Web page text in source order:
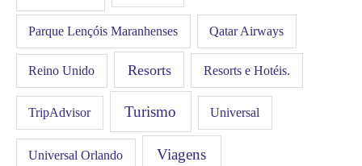
Parque Lençóis Maranhenses Qatar Airways
Reino Unido Resorts Resorts e Hotéis.
TripAdvisor Turismo Universal
Universal Orlando Viagens